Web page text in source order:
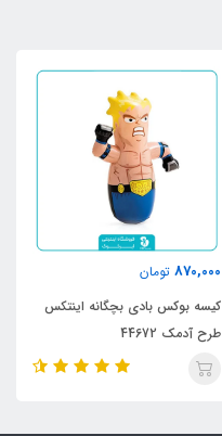
870,000 تومان
کیسه بوکس بادی بچگانه اینتکس
طرح آدمک 44672